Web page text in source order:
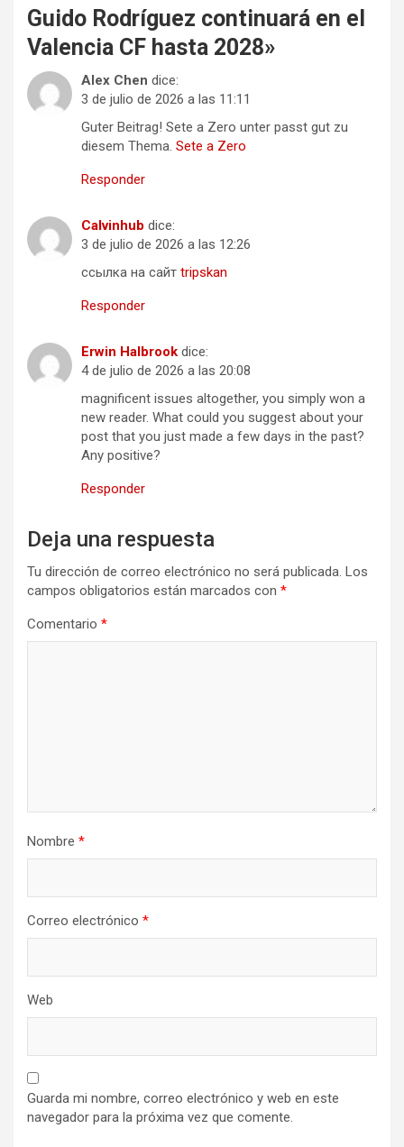
Guido Rodríguez continuará en el
Valencia CF hasta 2028»
Alex Chen dice:
3 de julio de 2026 a las 11:11
Guter Beitrag! Sete a Zero unter passt gut zu
diesem Thema. Sete a Zero
Responder
Calvinhub dice:
3 de julio de 2026 a las 12:26
ссылка на сайт tripskan
Responder
Erwin Halbrook dice:
4 de julio de 2026 a las 20:08
magnificent issues altogether, you simply won a
new reader. What could you suggest about your
post that you just made a few days in the past?
Any positive?
Responder
Deja una respuesta
Tu dirección de correo electrónico no será publicada. Los
campos obligatorios están marcados con *
Comentario *
Nombre *
Correo electrónico *
Web
Guarda mi nombre, correo electrónico y web en este
navegador para la próxima vez que comente.